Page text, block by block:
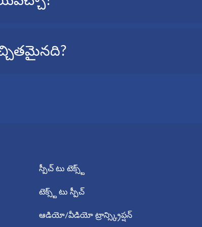
తో FLAC ఫైల్ని టెక్స్ట్లోకి ట్రాన్స్ క్రైబ్ చేయవచ్చు.
సర్వీస్ కు నమోదు చేసుకోవడానికి మరియు కొన్ని
స్పీచ్ టు టెక్స్ట్
టెక్స్ట్ టు స్పీచ్
ఆడియో/వీడియో ట్రాన్స్క్రిప్షన్